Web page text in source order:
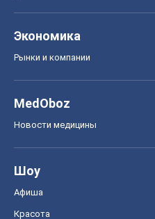
Экономика
Рынки и компании
MedOboz
Новости медицины
Шоу
Афиша
Красота